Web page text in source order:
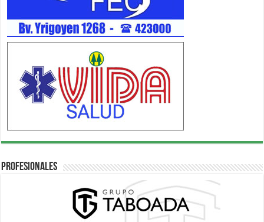
Profesionales